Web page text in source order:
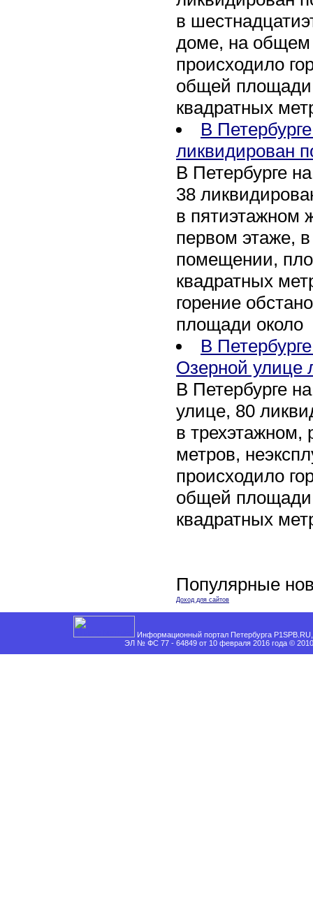
в
доме, на общем
происходило
общей площади
квадратных
В
ликвидирован
В Петербурге
38
в пятиэтажном
первом этаже,
помещении,
квадратных
горение
площади около
В
Озерной улице
В Петербурге
улице, 80
в трехэтажном,
метров,
происходило
общей площади
квадратных
Популярные
Доход для сайтов
Информационный портал Петербурга
ЭЛ № ФС 77 - 64849 от 10 февраля 2016 года ©